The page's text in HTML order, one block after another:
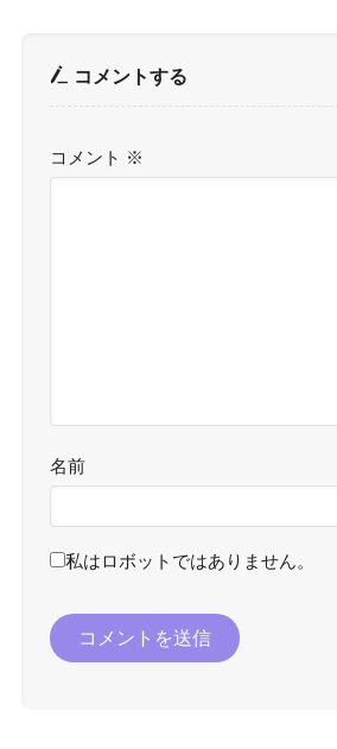
コメントする
コメント ※
名前
私はロボットではありません。